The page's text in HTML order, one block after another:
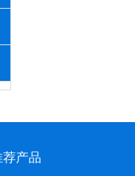
荐产品